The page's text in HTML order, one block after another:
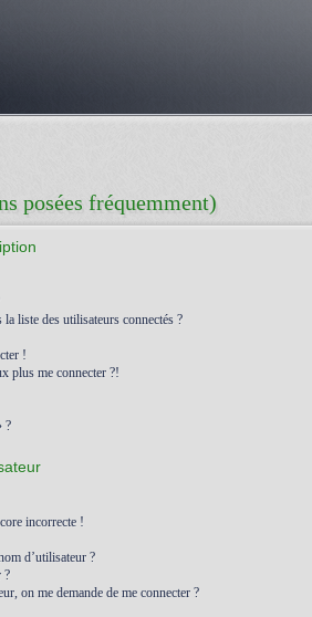
posées fréquemment)
liste des utilisateurs connectés ?
!
plus me connecter ?!
?
incorrecte !
d’utilisateur ?
?
on me demande de me connecter ?